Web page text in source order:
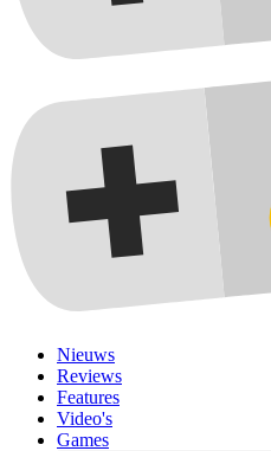
Nieuws
Reviews
Features
Video's
Games